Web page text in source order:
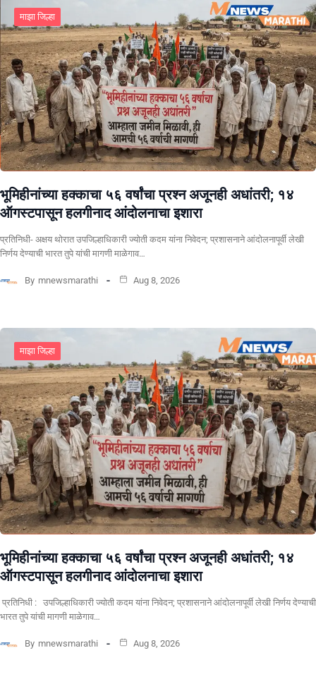
माझा जिल्हा
भूमिहीनांच्या हक्काचा ५६ वर्षांचा प्रश्न अजूनही अधांतरी; १४
ऑगस्टपासून हलगीनाद आंदोलनाचा इशारा
प्रतिनिधी- अक्षय थोरात उपजिल्हाधिकारी ज्योती कदम यांना निवेदन; प्रशासनाने आंदोलनापूर्वी लेखी
निर्णय देण्याची भारत तुपे यांची मागणी माळेगाव…
By mnewsmarathi Aug 8, 2026
माझा जिल्हा
भूमिहीनांच्या हक्काचा ५६ वर्षांचा प्रश्न अजूनही अधांतरी; १४
ऑगस्टपासून हलगीनाद आंदोलनाचा इशारा
प्रतिनिधी : उपजिल्हाधिकारी ज्योती कदम यांना निवेदन; प्रशासनाने आंदोलनापूर्वी लेखी निर्णय देण्याची
भारत तुपे यांची मागणी माळेगाव…
By mnewsmarathi Aug 8, 2026